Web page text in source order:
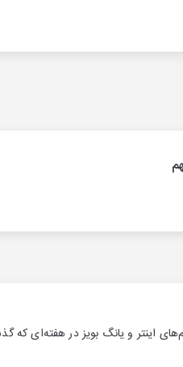
اینتر و یانگ بویز در هفته‌ای